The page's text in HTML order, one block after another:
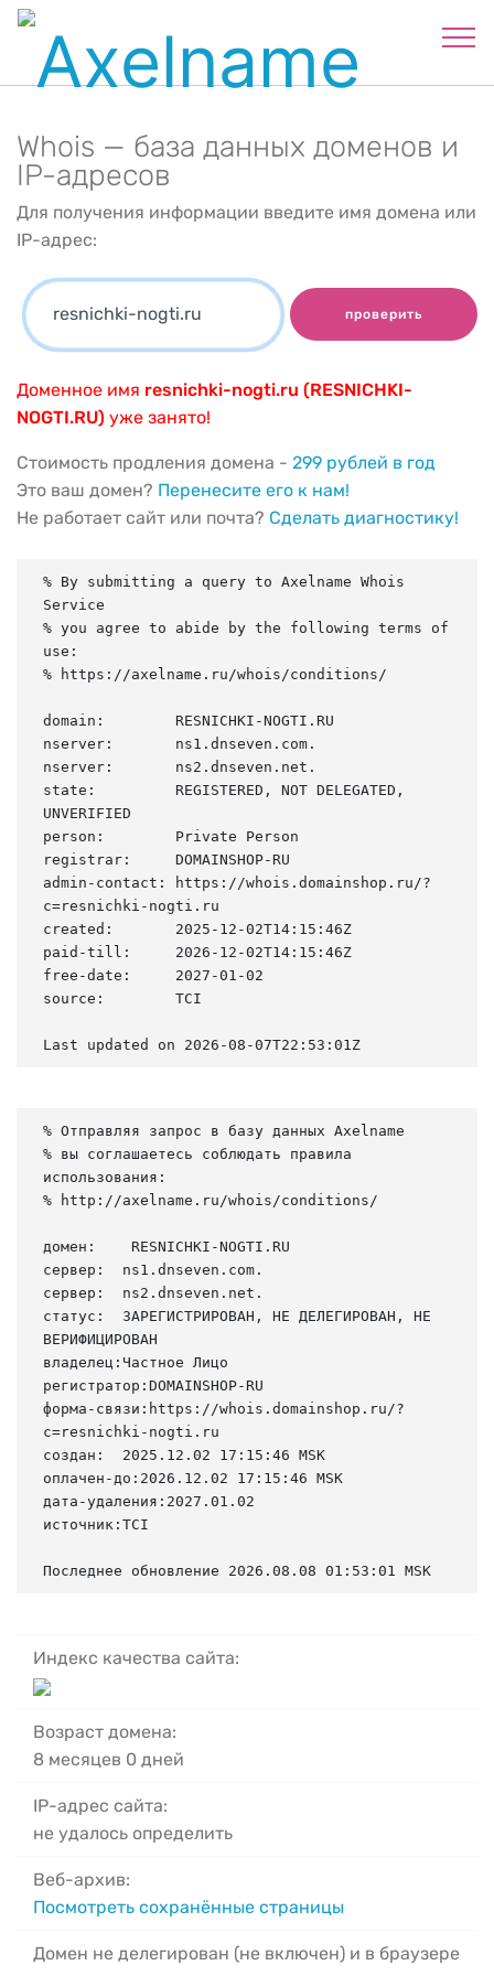
Whois — база данных доменов и
IP-адресов
Для получения информации введите имя домена или
IP-адрес:
проверить
Доменное имя resnichki-nogti.ru (RESNICHKI-
NOGTI.RU) уже занято!
Стоимость продления домена - 299 рублей в год
Это ваш домен? Перенесите его к нам!
Не работает сайт или почта? Сделать диагностику!
% By submitting a query to Axelname Whois
Service
% you agree to abide by the following terms of
use:
% https://axelname.ru/whois/conditions/
domain:        RESNICHKI-NOGTI.RU
nserver:       ns1.dnseven.com.
nserver:       ns2.dnseven.net.
state:         REGISTERED, NOT DELEGATED,
UNVERIFIED
person:        Private Person
registrar:     DOMAINSHOP-RU
admin-contact: https://whois.domainshop.ru/?
c=resnichki-nogti.ru
created:       2025-12-02T14:15:46Z
paid-till:     2026-12-02T14:15:46Z
free-date:     2027-01-02
source:        TCI
Last updated on 2026-08-07T22:53:01Z
% Отправляя запрос в базу данных Axelname
% вы соглашаетесь соблюдать правила
использования:
% http://axelname.ru/whois/conditions/
домен:    RESNICHKI-NOGTI.RU
сервер:  ns1.dnseven.com.
сервер:  ns2.dnseven.net.
статус:  ЗАРЕГИСТРИРОВАН, НЕ ДЕЛЕГИРОВАН, НЕ
ВЕРИФИЦИРОВАН
владелец:Частное Лицо
регистратор:DOMAINSHOP-RU
форма-связи:https://whois.domainshop.ru/?
c=resnichki-nogti.ru
создан:  2025.12.02 17:15:46 MSK
оплачен-до:2026.12.02 17:15:46 MSK
дата-удаления:2027.01.02
источник:TCI
Последнее обновление 2026.08.08 01:53:01 MSK
Индекс качества сайта:
Возраст домена:
8 месяцев 0 дней
IP-адрес сайта:
не удалось определить
Веб-архив:
Посмотреть сохранённые страницы
Домен не делегирован (не включен) и в браузере